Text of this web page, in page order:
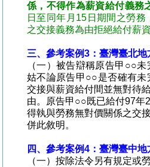
係，不得作為薪資給付義務
日至同年月15日期間之勞
之交接義務為由拒絕給付薪
三、參考案例3：臺灣臺北
（一）被告辯稱原告甲○○
姑不論原告甲○○是否確有未
交接與薪資給付間並無對待
由。原告甲○○既已給付97年
得執與勞務無對價關係之交
併此敘明。
四、參考案例4：臺灣臺中
（一）按除法令另有規定或